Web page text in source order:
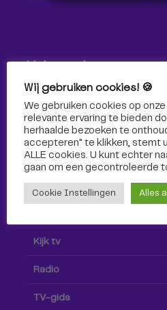
Volg ons!
Volg Omroep Tilburg niet
media!
Kijk tv
Radio
TV-gids
Wij gebruiken cookies! 🍪
We gebruiken cookies op
relevante ervaring te bieden
herhaalde bezoeken te
accepteren" te klikken, stemt
ALLE cookies. U kunt echter
gaan om een ​​gecontroleerde
Cookie Instellingen Alles